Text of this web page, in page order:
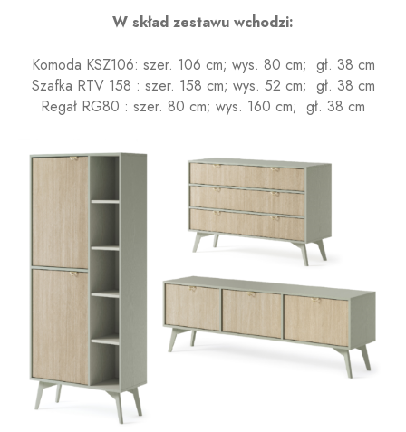
W skład zestawu wchodzi:
Komoda KSZ106: szer. 106 cm; wys. 80 cm; gł. 38 cm
Szafka RTV 158 : szer. 158 cm; wys. 52 cm; gł. 38 cm
Regał RG80 : szer. 80 cm; wys. 160 cm; gł. 38 cm